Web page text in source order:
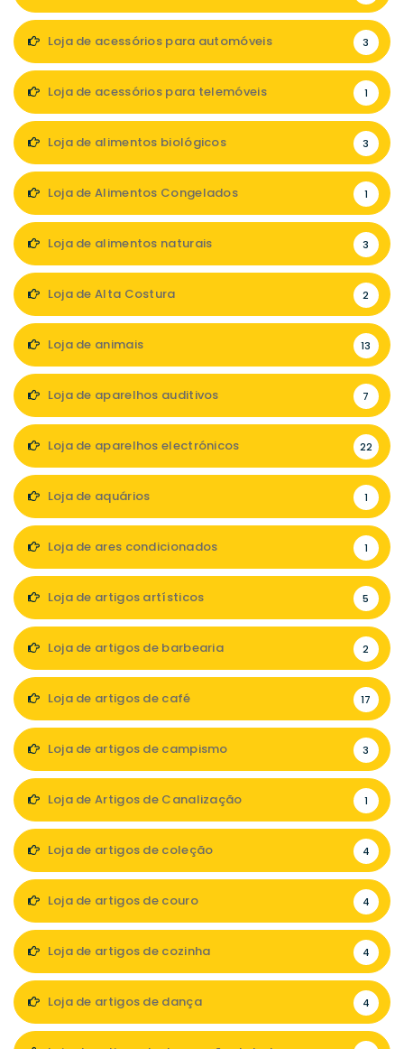
Loja de acessórios para automóveis 3
Loja de acessórios para telemóveis 1
Loja de alimentos biológicos 3
Loja de Alimentos Congelados 1
Loja de alimentos naturais 3
Loja de Alta Costura 2
Loja de animais 13
Loja de aparelhos auditivos 7
Loja de aparelhos electrónicos 22
Loja de aquários 1
Loja de ares condicionados 1
Loja de artigos artísticos 5
Loja de artigos de barbearia 2
Loja de artigos de café 17
Loja de artigos de campismo 3
Loja de Artigos de Canalização 1
Loja de artigos de coleção 4
Loja de artigos de couro 4
Loja de artigos de cozinha 4
Loja de artigos de dança 4